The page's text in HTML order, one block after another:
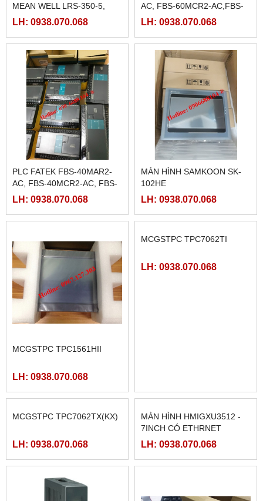
MEAN WELL LRS-350-5,
LRS-350-12, LRS-350-24,
LRS-350-48
LH: 0938.070.068
AC, FBS-60MCR2-AC,FBS-
60MAT2-AC, FBS-60MCT2-
LH: 0938.070.068
PLC FATEK FBS-40MAR2-
AC, FBS-40MCR2-AC, FBS-
40MCRT-AC, FBS-40MART-
LH: 0938.070.068
MÀN HÌNH SAMKOON SK-
102HE
LH: 0938.070.068
MCGSTPC TPC1561HII
LH: 0938.070.068